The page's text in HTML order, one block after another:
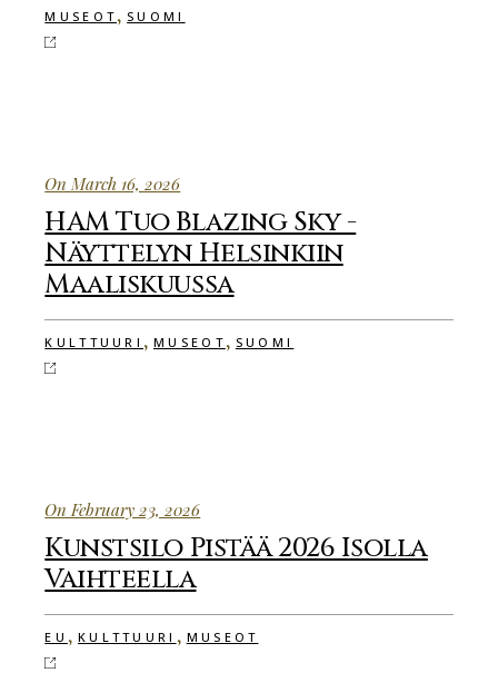
MUSEOT , SUOMI
On March 16, 2026
HAM Tuo Blazing Sky -
Näyttelyn Helsinkiin
Maaliskuussa
KULTTUURI ,MUSEOT , SUOMI
On February 23, 2026
Kunstsilo Pistää 2026 Isolla
Vaihteella
EU , KULTTUURI , MUSEOT